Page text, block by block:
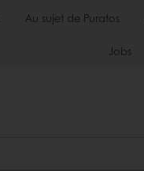
Au sujet de Puratos
Jobs